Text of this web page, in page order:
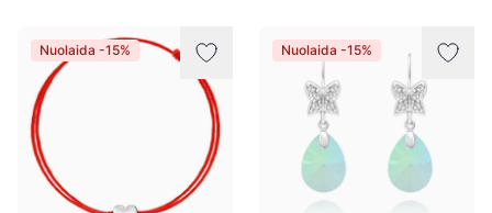
Nuolaida -15% Nuolaida -15%